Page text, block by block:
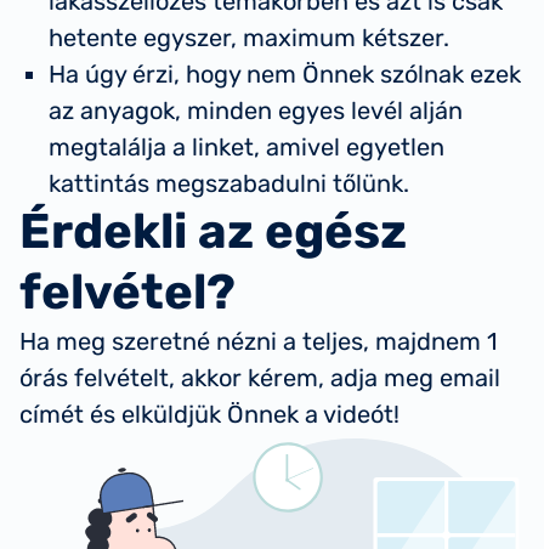
hetente egyszer, maximum kétszer.
Ha úgy érzi, hogy nem Önnek szólnak ezek
az anyagok, minden egyes levél alján
megtalálja a linket, amivel egyetlen
kattintás megszabadulni tőlünk.
Érdekli az egész
felvétel?
Ha meg szeretné nézni a teljes, majdnem 1
órás felvételt, akkor kérem, adja meg email
címét és elküldjük Önnek a videót!